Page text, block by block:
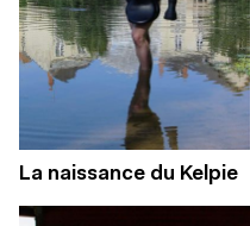
La naissance du Kelpie